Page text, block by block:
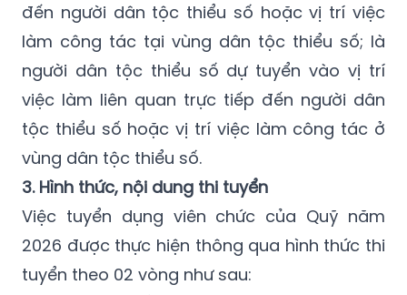
đến người dân tộc thiểu số hoặc vị trí việc
làm công tác tại vùng dân tộc thiểu số; là
người dân tộc thiểu số dự tuyển vào vị trí
việc làm liên quan trực tiếp đến người dân
tộc thiểu số hoặc vị trí việc làm công tác ở
vùng dân tộc thiểu số.
3. Hình thức, nội dung thi tuyển
Việc tuyển dụng viên chức của Quỹ năm
2026 được thực hiện thông qua hình thức thi
tuyển theo 02 vòng như sau: